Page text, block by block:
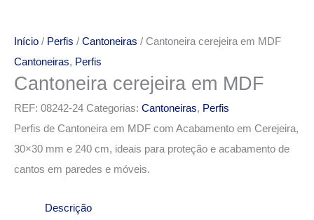
Início / Perfis / Cantoneiras / Cantoneira cerejeira em MDF
Cantoneiras, Perfis
Cantoneira cerejeira em MDF
REF: 08242-24 Categorias: Cantoneiras, Perfis
Perfis de Cantoneira em MDF com Acabamento em Cerejeira,
30×30 mm e 240 cm, ideais para proteção e acabamento de
cantos em paredes e móveis.
Descrição